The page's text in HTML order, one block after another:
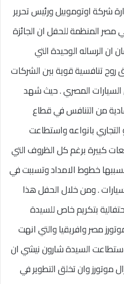
اوتوموبيل ورئيس تحرير
المنظمة للحفل ان الجائزة
ان الرساله الوحيدة التي
روح تنافسية قوية بين الشركات
المصري . حيث شهد
من التنافس في قطاع
بانواعه واستطاعت
كبيرة برغم كل الظروف التي
خطوط الامداد وتسببت في
. ومن خلال الحفل هذا
بتكريم خاص للسيدة
مصر وافريقيا والتي انهت
السيدة شارون نيشي ان
موتورز وان تخلق التطوير في